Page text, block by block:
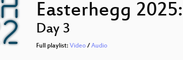
Easterhegg
Day 3
Full playlist:Video /Audio